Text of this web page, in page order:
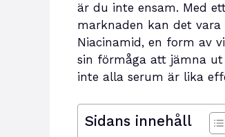
är du inte ensam. Med
marknaden kan det
Niacinamid, en form av
sin förmåga att jämna
inte alla serum är lika
Sidans innehåll